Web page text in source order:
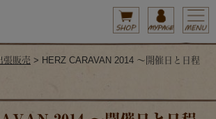
張販売 > HERZ CARAVAN 2014 ～開催日と日程